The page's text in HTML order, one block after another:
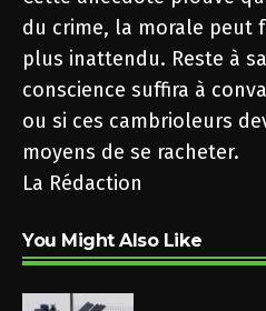
du crime, la morale peut
plus inattendu. Reste à
conscience suffira à
ou si ces cambrioleurs
moyens de se racheter.
La Rédaction
You Might Also Like